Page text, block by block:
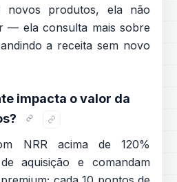
novos produtos, ela não
— ela consulta mais sobre
a receita sem novo
impacta o valor da
NRR acima de 120%
aquisição e comandam